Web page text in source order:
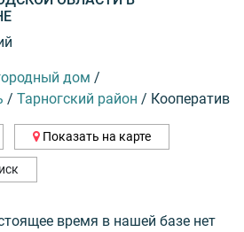
дом /
/ Тарногский район / Кооператив
Показать на карте
время в нашей базе нет